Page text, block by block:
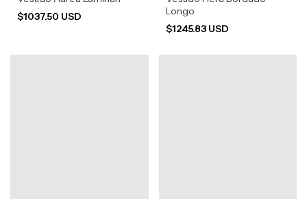
$1037.50 USD
Longo
$1245.83 USD